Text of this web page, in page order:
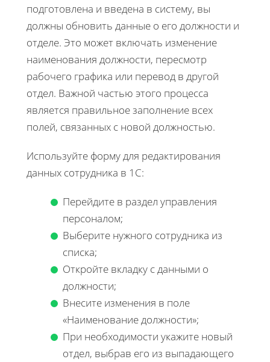
подготовлена и введена в систему, вы
должны обновить данные о его должности и
отделе. Это может включать изменение
наименования должности, пересмотр
рабочего графика или перевод в другой
отдел. Важной частью этого процесса
является правильное заполнение всех
полей, связанных с новой должностью.
Используйте форму для редактирования
данных сотрудника в 1С:
Перейдите в раздел управления
персоналом;
Выберите нужного сотрудника из
списка;
Откройте вкладку с данными о
должности;
Внесите изменения в поле
«Наименование должности»;
При необходимости укажите новый
отдел, выбрав его из выпадающего